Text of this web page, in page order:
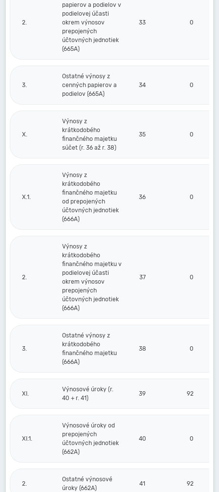
2.
papierov a podielov v
podielovej účasti
okrem výnosov
prepojených
účtovných jednotiek
(665A)
33 0
3.
Ostatné výnosy z
cenných papierov a
podielov (665A)
34 0
X.
Výnosy z
krátkodobého
finančného majetku
súčet (r. 36 až r. 38)
35 0
X.1.
Výnosy z
krátkodobého
finančného majetku
od prepojených
účtovných jednotiek
(666A)
36 0
2.
Výnosy z
krátkodobého
finančného majetku v
podielovej účasti
okrem výnosov
prepojených
účtovných jednotiek
(666A)
37 0
3.
Ostatné výnosy z
krátkodobého
finančného majetku
(666A)
38 0
XI.
Výnosové úroky (r.
40 + r. 41)
39 92
XI.1.
Výnosové úroky od
prepojených
účtovných jednotiek
(662A)
40 0
2.
Ostatné výnosové
úroky (662A)
41 92